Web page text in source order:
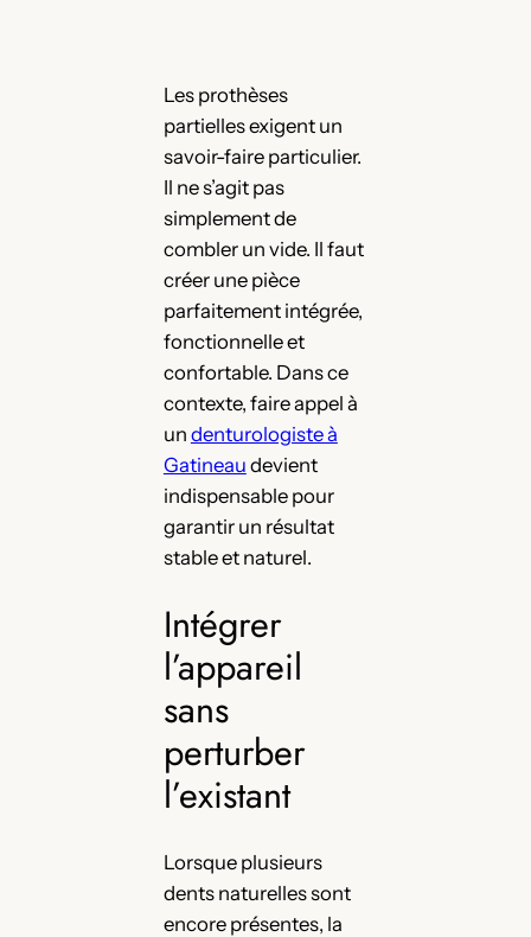
Les prothèses
partielles exigent un
savoir-faire particulier.
Il ne s’agit pas
simplement de
combler un vide. Il faut
créer une pièce
parfaitement intégrée,
fonctionnelle et
confortable. Dans ce
contexte, faire appel à
un denturologiste à
Gatineau devient
indispensable pour
garantir un résultat
stable et naturel.
Intégrer
l’appareil
sans
perturber
l’existant
Lorsque plusieurs
dents naturelles sont
encore présentes, la